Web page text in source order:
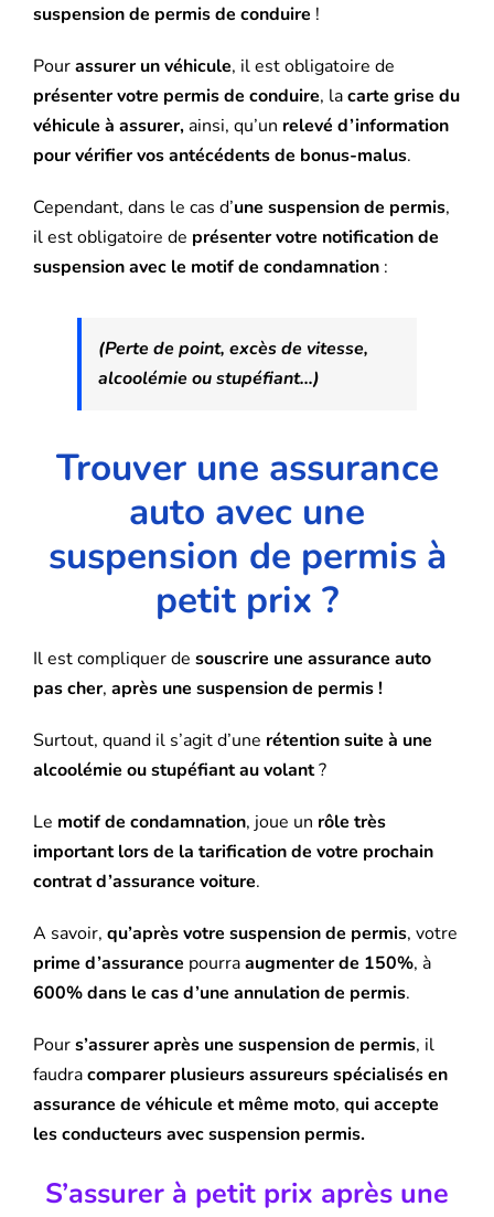
suspension de permis de conduire !
Pourassurer un véhicule, il est obligatoire de
présenter votre permis de conduire, lacarte grise du
véhicule à assurer,ainsi, qu’un relevé d’information
pour vérifier vos antécédents de bonus-malus.
Cependant, dans le cas d’une suspension de permis,
il est obligatoire de présenter votre notification de
suspension avec le motif de condamnation:
(Perte de point, excès de vitesse,
alcoolémie ou stupéfiant…)
Trouver une assurance
auto avec une
suspension de permis à
petit prix ?
Il est compliquer de souscrire une assurance auto
pas cher, après une suspension de permis !
Surtout, quand il s’agit d’une rétention suite à une
alcoolémie ou stupéfiant au volant?
Le motif de condamnation, joue un rôle très
important lors de la tarification de votre prochain
contrat d’assurance voiture.
A savoir, qu’après votre suspension de permis, votre
prime d’assurance pourraaugmenter de 150%, à
600% dans le cas d’une annulation de permis.
Pours’assurer après une suspension de permis, il
faudracomparer plusieurs assureurs spécialisés en
assurance de véhicule et même moto, qui accepte
les conducteurs avec suspension permis.
S’assurer à petit prix après une